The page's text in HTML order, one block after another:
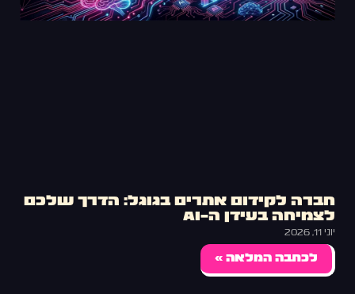
חברה לקידום אתרים בגוגל: הדרך שלכם
לצמיחה בעידן ה-AI
יוני 11, 2026
לכתבה המלאה »